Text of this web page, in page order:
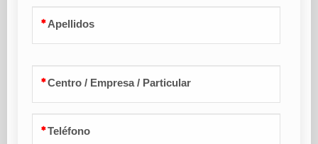
Apellidos
Centro / Empresa / Particular
Teléfono